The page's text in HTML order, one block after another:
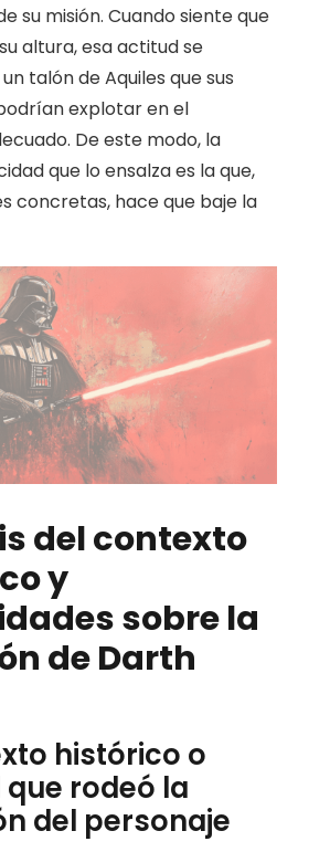
su misión. Cuando siente que
altura, esa actitud se
talón de Aquiles que sus
explotar en el
De este modo, la
que lo ensalza es la que,
concretas, hace que baje la
del contexto
y
sobre la
de Darth
histórico o
rodeó la
del personaje